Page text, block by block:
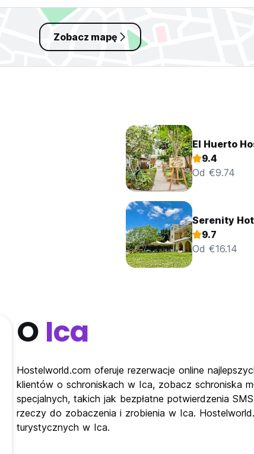
Zobacz mapę
El Huerto
9.4
Od €9.74
Serenity
9.7
Od €16.14
O Ica
Hostelworld.com oferuje rezerwacje online
klientów o schroniskach w Ica, zobacz schroniska
specjalnych, takich jak bezpłatne potwierdzenia
rzeczy do zobaczenia i zrobienia w Ica.
turystycznych w Ica.